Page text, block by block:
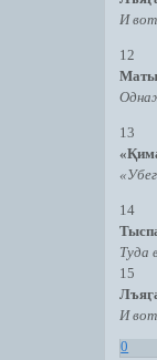
И
12
13
14
Туда
15
И
0